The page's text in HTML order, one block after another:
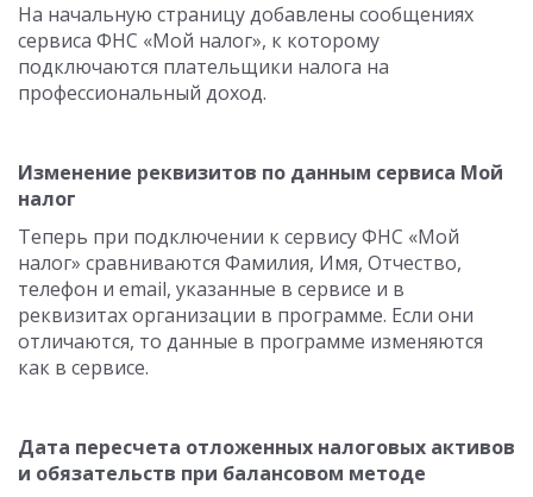
На начальную страницу добавлены сообщениях
сервиса ФНС «Мой налог», к которому
подключаются плательщики налога на
профессиональный доход.
Изменение реквизитов по данным сервиса Мой
налог
Теперь при подключении к сервису ФНС «Мой
налог» сравниваются Фамилия, Имя, Отчество,
телефон и email, указанные в сервисе и в
реквизитах организации в программе. Если они
отличаются, то данные в программе изменяются
как в сервисе.
Дата пересчета отложенных налоговых активов
и обязательств при балансовом методе